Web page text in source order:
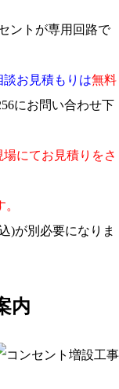
ントが専用回路で
談お見積もりは無料
にお問い合わせ下
場にてお見積りをさ
)が別必要になりま
内